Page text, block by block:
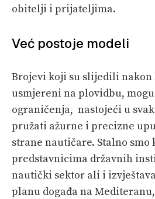
obitelji i prijateljima.
Već postoje modeli
Brojevi koji su slijedili
usmjereni na plovidbu,
ograničenja, nastojeći u
pružati ažurne i precizne
strane nautičare. Stalno
predstavnicima državnih
nautički sektor ali i
planu događa na